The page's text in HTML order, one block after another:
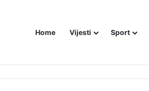
Home Vijesti Sport